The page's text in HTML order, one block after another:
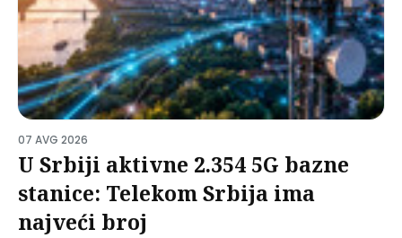
07 AVG 2026
U Srbiji aktivne 2.354 5G bazne
stanice: Telekom Srbija ima
najveći broj